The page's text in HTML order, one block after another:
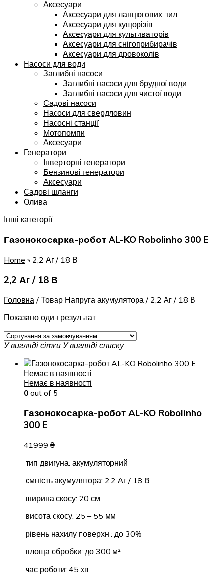
Аксесуари
Аксесуари для ланцюгових пил
Аксесуари для кущорізів
Аксесуари для культиваторів
Аксесуари для снігоприбирачів
Аксесуари для дровоколів
Насоси для води
Заглибні насоси
Заглибні насоси для брудної води
Заглибні насоси для чистої води
Садові насоси
Насоси для свердловин
Насосні станції
Мотопомпи
Аксесуари
Генератори
Інверторні генератори
Бензинові генератори
Аксесуари
Садові шланги
Олива
Інші категорії
Газонокосарка-робот AL-KO Robolinho 300 E
Home » 2,2 Аг / 18 В
2,2 Аг / 18 В
Головна / Товар Напруга акумулятора / 2,2 Аг / 18 В
Показано один результат
У вигляді сітки У вигляді списку
Немає в наявності
Немає в наявності
0 out of 5
Газонокосарка-робот AL-KO Robolinho
300 E
41999 ₴
тип двигуна: акумуляторний
ємність акумулятора: 2,2 Аг / 18 В
ширина скосу: 20 см
висота скосу: 25 – 55 мм
рівень нахилу поверхні: до 30%
площа обробки: до 300 м²
час роботи: 45 хв